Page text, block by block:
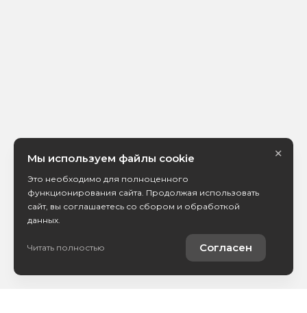
Мы используем файлы cookie
Это необходимо для полноценного
функционирования сайта. Продолжая использовать
сайт, вы соглашаетесь со сбором и обработкой
данных.
Читать полностью Согласен
×